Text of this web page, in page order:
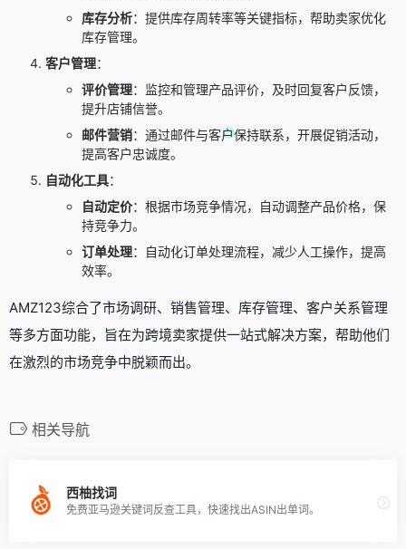
库存分析：提供库存周转率等关键指标，帮助卖家优化
库存管理。
客户管理：
评价管理：监控和管理产品评价，及时回复客户反馈，
提升店铺信誉。
邮件营销：通过邮件与客户保持联系，开展促销活动，
提高客户忠诚度。
自动化工具：
自动定价：根据市场竞争情况，自动调整产品价格，保
持竞争力。
订单处理：自动化订单处理流程，减少人工操作，提高
效率。
AMZ123综合了市场调研、销售管理、库存管理、客户关系管理
等多方面功能，旨在为跨境卖家提供一站式解决方案，帮助他们
在激烈的市场竞争中脱颖而出。
相关导航
西柚找词
免费亚马逊关键词反查工具，快速找出ASIN出单词。